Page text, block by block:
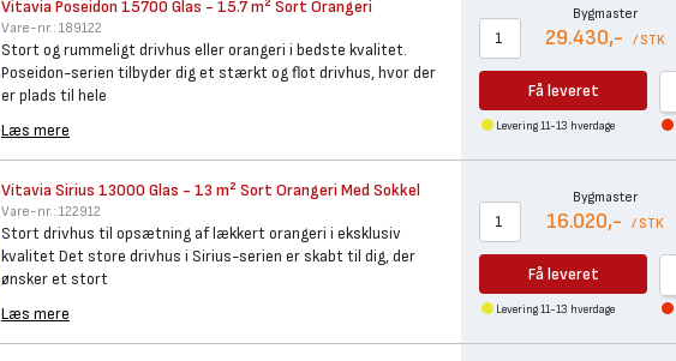
Vitavia Poseidon 15700 Glas - 15.7 m² Sort Orangeri
Vare-nr.: 189122
Stort og rummeligt drivhus eller orangeri i bedste kvalitet.
Poseidon-serien tilbyder dig et stærkt og flot drivhus, hvor der
er plads til hele
Læs mere
Bygmaster
29.430,- / STK
Få leveret
Levering 11-13 hverdage
Vitavia Sirius 13000 Glas - 13 m² Sort Orangeri Med Sokkel
Vare-nr.: 122912
Stort drivhus til opsætning af lækkert orangeri i eksklusiv
kvalitet Det store drivhus i Sirius-serien er skabt til dig, der
ønsker et stort
Læs mere
Bygmaster
16.020,- / STK
Få leveret
Levering 11-13 hverdage